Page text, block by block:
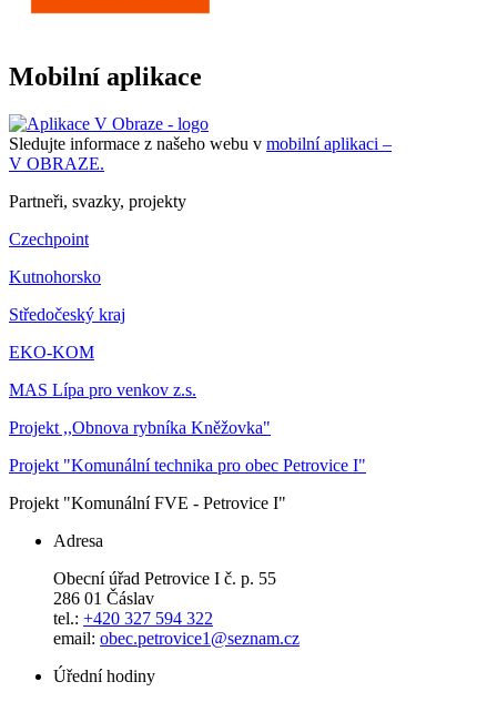
Mobilní aplikace
Sledujte informace z našeho webu v mobilní aplikaci –
V OBRAZE.
Partneři, svazky, projekty
Czechpoint
Kutnohorsko
Středočeský kraj
EKO-KOM
MAS Lípa pro venkov z.s.
Projekt ,,Obnova rybníka Kněžovka"
Projekt "Komunální technika pro obec Petrovice I"
Projekt "Komunální FVE - Petrovice I"
Adresa
Obecní úřad Petrovice I č. p. 55
286 01 Čáslav
tel.: +420 327 594 322
email: obec.petrovice1@seznam.cz
Úřední hodiny